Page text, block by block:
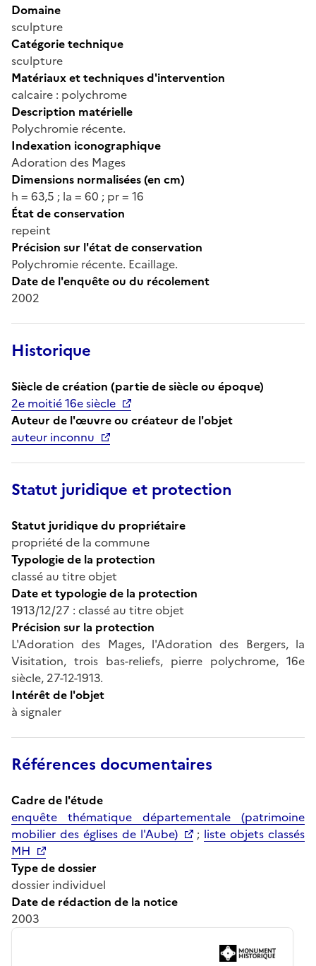
Domaine
sculpture
Catégorie technique
sculpture
Matériaux et techniques d'intervention
calcaire : polychrome
Description matérielle
Polychromie récente.
Indexation iconographique
Adoration des Mages
Dimensions normalisées (en cm)
h = 63,5 ; la = 60 ; pr = 16
État de conservation
repeint
Précision sur l'état de conservation
Polychromie récente. Ecaillage.
Date de l'enquête ou du récolement
2002
Historique
Siècle de création (partie de siècle ou époque)
2e moitié 16e siècle
Auteur de l'œuvre ou créateur de l'objet
auteur inconnu
Statut juridique et protection
Statut juridique du propriétaire
propriété de la commune
Typologie de la protection
classé au titre objet
Date et typologie de la protection
1913/12/27 : classé au titre objet
Précision sur la protection
L'Adoration des Mages, l'Adoration des Bergers, la
Visitation, trois bas-reliefs, pierre polychrome, 16e
siècle, 27-12-1913.
Intérêt de l'objet
à signaler
Références documentaires
Cadre de l'étude
enquête thématique départementale (patrimoine
mobilier des églises de l'Aube)
; liste objets classés
MH
Type de dossier
dossier individuel
Date de rédaction de la notice
2003